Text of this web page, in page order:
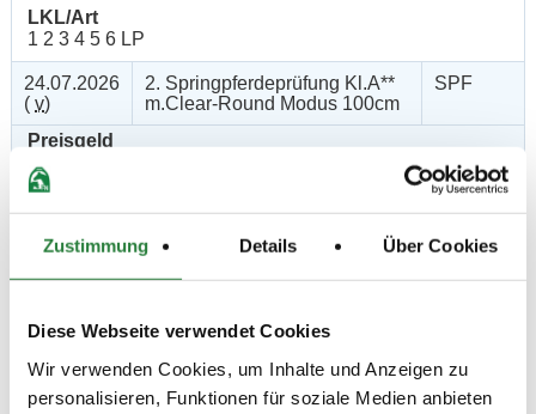
Zustimmung Details Über Cookies
Diese Webseite verwendet Cookies
Wir verwenden Cookies, um Inhalte und Anzeigen zu
personalisieren, Funktionen für soziale Medien anbieten
LKL/Art
1 2 3 4 5 6 LP
24.07.2026
( v)
2. Springpferdeprüfung Kl.A**
m.Clear-Round Modus 100cm
SPF
Preisgeld
150,00 €
LKL/Art
1 2 3 4 5 6 LP
(v)
m.Clear-Round Modus 110cm
Preisgeld
200,00 €
LKL/Art
1 2 3 4 5 LP